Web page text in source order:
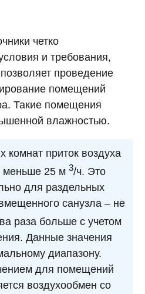
четко
и требования,
проведение
помещений
Такие помещения
влажностью.
комнат приток воздуха
меньше 25 м 3/ч. Это
для раздельных
санузла – не
раза больше с учетом
Данные значения
диапазону.
для помещений
воздухообмен со